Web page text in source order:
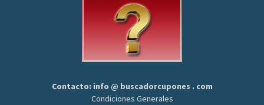
Contacto: info @ buscadorcupones . com
Condiciones Generales